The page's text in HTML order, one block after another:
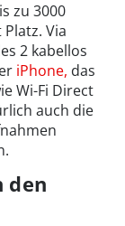
zu 3000
Via
2 kabellos
iPhone, das
Wi-Fi Direct
auch die
den